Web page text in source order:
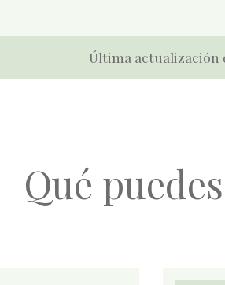
Última actualización
Qué